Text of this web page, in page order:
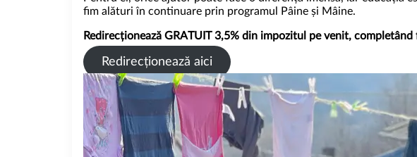
fim alături în continuare prin programul Pâine și Mâine.
Redirecționează GRATUIT 3,5% din impozitul pe venit,
Redirecționează aici